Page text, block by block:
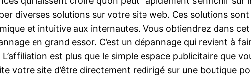
diverses solutions sur votre site web. Ces solutions
et intuitive aux internautes. Vous obtiendrez dans
en grand essor. C’est un dépannage qui revient à
est plus que le simple espace publicitaire que
votre site d’être directement redirigé sur une boutique